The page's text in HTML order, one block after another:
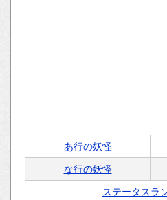
あ行の妖怪
な行の妖怪
ステータスラ